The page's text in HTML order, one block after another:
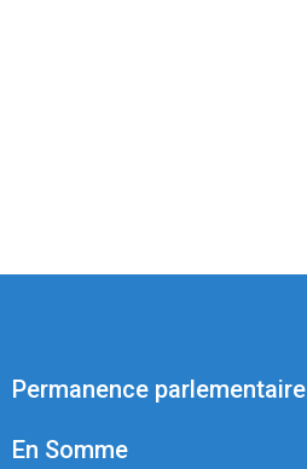
Permanence parlementaire
En Somme